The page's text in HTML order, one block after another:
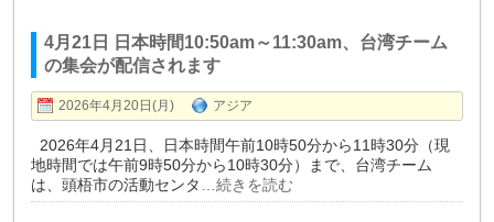
4月21日 日本時間10:50am～11:30am、台湾チーム
の集会が配信されます
2026年4月20日(月) アジア
2026年4月21日、日本時間午前10時50分から11時30分（現
地時間では午前9時50分から10時30分）まで、台湾チーム
は、頭梧市の活動センタ
…続きを読む